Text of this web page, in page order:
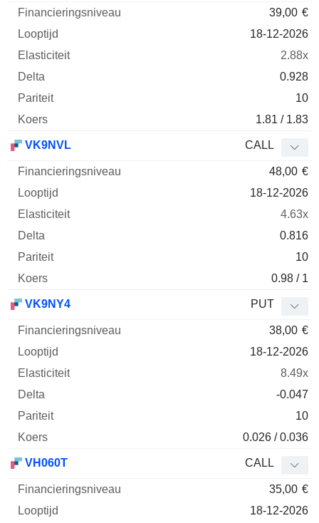
39,00 €
18-12-2026
2.88x
0.928
10
1.81 / 1.83
VK9NVL CALL
48,00 €
18-12-2026
4.63x
0.816
10
0.98 / 1
VK9NY4 PUT
38,00 €
18-12-2026
8.49x
-0.047
10
0.026 / 0.036
VH060T CALL
35,00 €
18-12-2026